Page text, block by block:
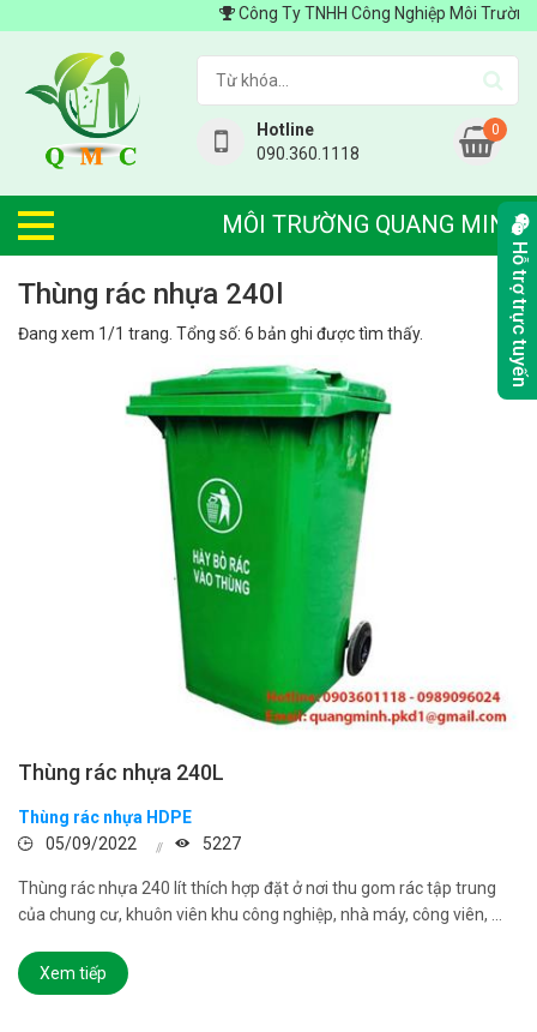
Công Ty TNHH Công Nghiệp Môi Trường
Hotline
090.360.1118
0
MÔI TRƯỜNG QUANG MINH
thùng rác nhựa 240l
Đang xem 1/1 trang. Tổng số: 6 bản ghi được tìm thấy.
Thùng rác nhựa 240L
Thùng rác nhựa HDPE
05/09/2022
5227
Thùng rác nhựa 240 lít thích hợp đặt ở nơi thu gom rác tập trung
của chung cư, khuôn viên khu công nghiệp, nhà máy, công viên, ...
Xem tiếp
Hỗ trợ trực tuyến